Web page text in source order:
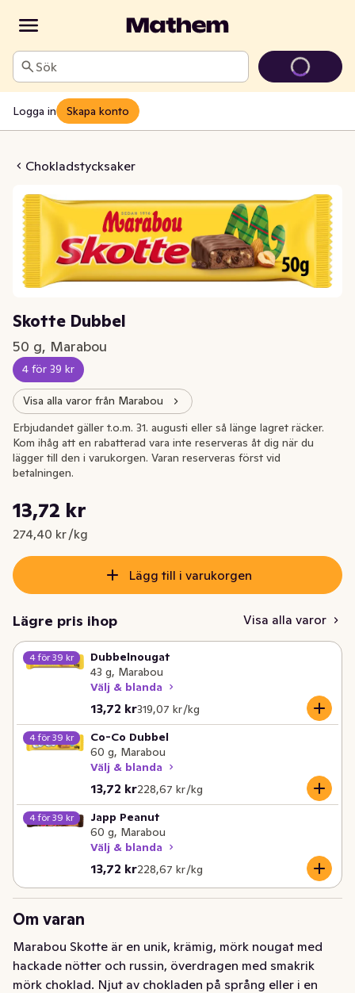
Sök
Logga in Skapa konto
Chokladstycksaker
Dubbel
Skotte Dubbel
50 g, Marabou
4 för 39 kr
Visa alla varor från Marabou
Nuvarande pris är: 13,72 kr
13,72 kr
274,40 kr /kg
Styckpris: 274,40 kr /kg
Erbjudandet gäller t.o.m. 31. augusti eller så länge lagret räcker.
Kom ihåg att en rabatterad vara inte reserveras åt dig när du
lägger till den i varukorgen. Varan reserveras först vid
betalningen.
Lägg till i varukorgen
Lägre pris ihop Visa alla varor
4 för 39 kr
Dubbelnougat
43 g, Marabou
Välj & blanda
13,72 kr
Nuvarande pris är: 13,72 kr
319,07 kr /kg
Styckpris: 319,07 kr /kg
4 för 39 kr
Co-Co Dubbel
60 g, Marabou
Välj & blanda
13,72 kr
Nuvarande pris är: 13,72 kr
228,67 kr /kg
Styckpris: 228,67 kr /kg
4 för 39 kr
Japp Peanut
60 g, Marabou
Välj & blanda
13,72 kr
Nuvarande pris är: 13,72 kr
228,67 kr /kg
Styckpris: 228,67 kr /kg
Om varan
Marabou Skotte är en unik, krämig, mörk nougat med
hackade nötter och russin, överdragen med smakrik
mörk choklad. Njut av chokladen på språng eller i en